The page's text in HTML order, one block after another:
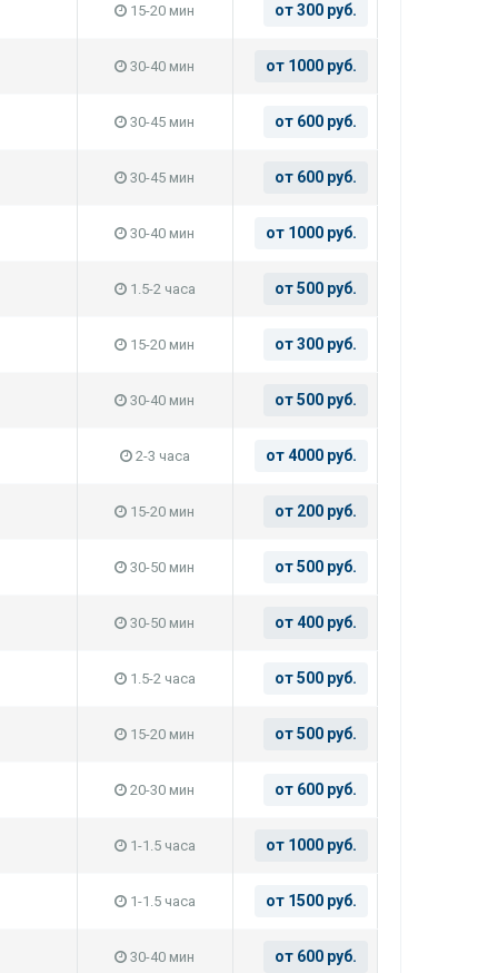
15-20 мин от 300 руб.
30-40 мин от 1000 руб.
30-45 мин от 600 руб.
30-45 мин от 600 руб.
30-40 мин от 1000 руб.
1.5-2 часа от 500 руб.
15-20 мин от 300 руб.
30-40 мин от 500 руб.
2-3 часа от 4000 руб.
15-20 мин от 200 руб.
30-50 мин от 500 руб.
30-50 мин от 400 руб.
1.5-2 часа от 500 руб.
15-20 мин от 500 руб.
20-30 мин от 600 руб.
1-1.5 часа от 1000 руб.
1-1.5 часа от 1500 руб.
30-40 мин от 600 руб.